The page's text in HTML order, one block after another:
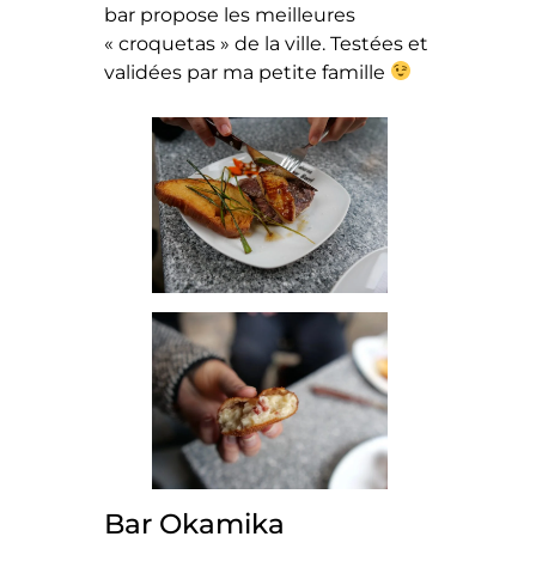
bar propose les meilleures
« croquetas » de la ville. Testées et
validées par ma petite famille
Bar Okamika